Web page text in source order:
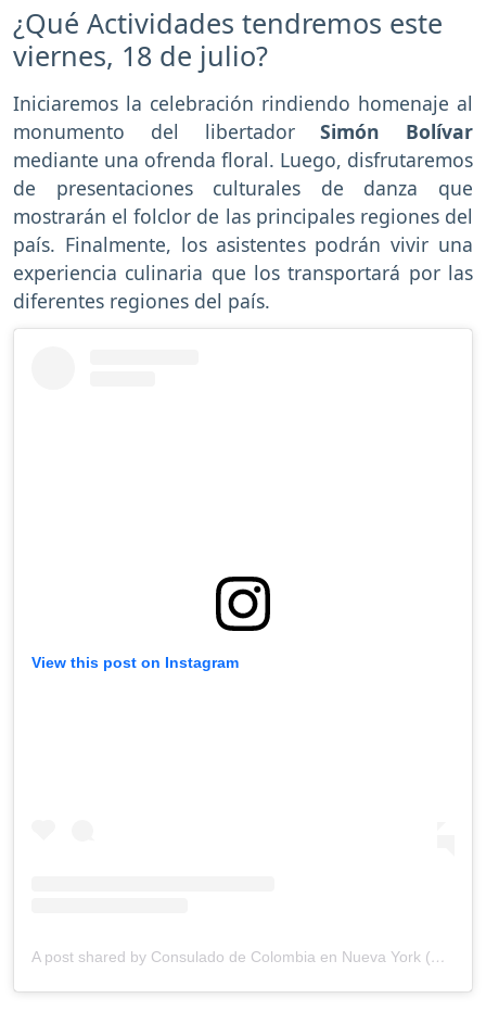
¿Qué Actividades tendremos este
viernes, 18 de julio?
Iniciaremos la celebración rindiendo homenaje al
monumento del libertadorSimón Bolívar
mediante una ofrenda floral. Luego, disfrutaremos
de presentaciones culturales de danza que
mostrarán el folclor de las principales regiones del
país. Finalmente, los asistentes podrán vivir una
experiencia culinaria que los transportará por las
diferentes regiones del país.
View this post on Instagram
A post shared by Consulado de Colombia en Nueva York (@consuladocolny)